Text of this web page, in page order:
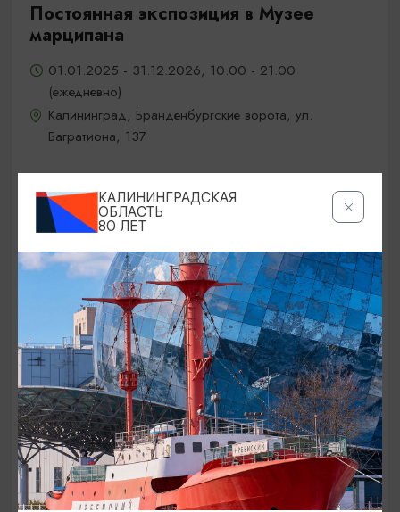
Постоянная экспозиция в Музее
марципана
01.01.2025 - 31.12.2026, 10.00 - 21.00
(ежедневно)
Калининград, Бранденбургские ворота, ул.
Багратиона, 137
ОТ 200₽ ПУШКИНСКАЯ КАРТА
ВЫСТАВКИ
Экспозиции в Литературном музее в п.
Чистые Пруды
КАЛИНИНГРАДСКАЯ
ОБЛАСТЬ
80 ЛЕТ